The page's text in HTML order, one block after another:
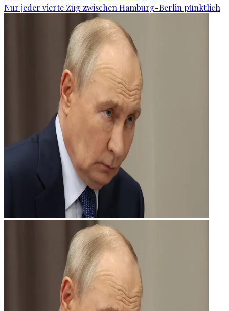
Nur jeder vierte Zug zwischen Hamburg-Berlin pünktlich